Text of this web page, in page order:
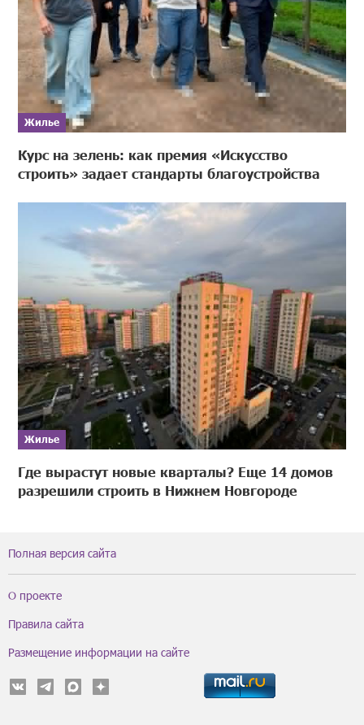
Жилье
Курс на зелень: как премия «Искусство
строить» задает стандарты благоустройства
Жилье
Где вырастут новые кварталы? Еще 14 домов
разрешили строить в Нижнем Новгороде
Полная версия сайта
О проекте
Правила сайта
Размещение информации на сайте